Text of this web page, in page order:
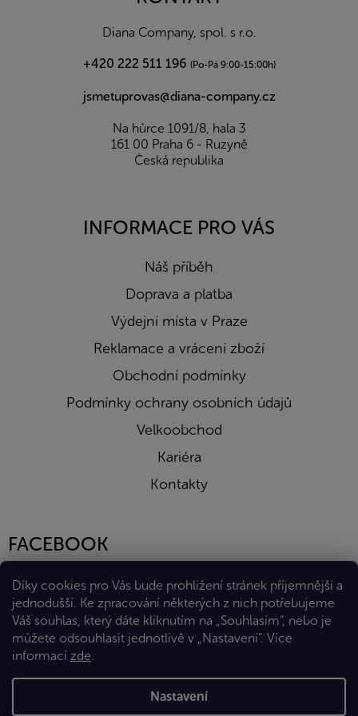
Díky cookies pro Vás bude prohlížení stránek příjemnější a
jednodušší. Ke zpracování některých z nich potřebujeme
Váš souhlas, který dáte kliknutím na „Souhlasím“, nebo je
můžete odsouhlasit jednotlivě v „Nastavení“. Více
informací zde.
Nastavení
Diana Company, spol. s r.o.
+420 222 511 196 (Po-Pá 9:00-15:00h)
jsmetuprovas@diana-company.cz
Na hůrce 1091/8, hala 3
161 00 Praha 6 - Ruzyně
Česká republika
INFORMACE PRO VÁS
Náš příběh
Doprava a platba
Výdejní místa v Praze
Reklamace a vrácení zboží
Obchodní podmínky
Podmínky ochrany osobních údajů
Velkoobchod
Kariéra
Kontakty
FACEBOOK
Vytvořil Shoptet Premium